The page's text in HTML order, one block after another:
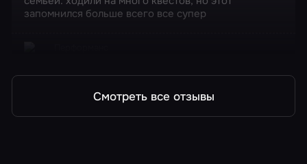
запомнился больше всего все супер
Смотреть все отзывы